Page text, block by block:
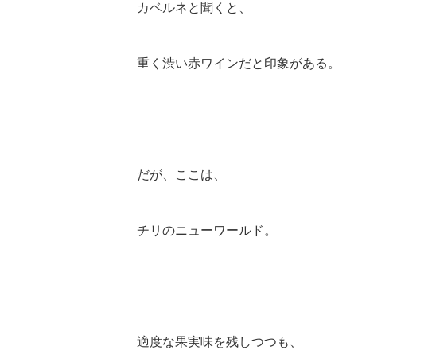
カベルネと聞くと、
重く渋い赤ワインだと印象がある。
だが、ここは、
チリのニューワールド。
適度な果実味を残しつつも、